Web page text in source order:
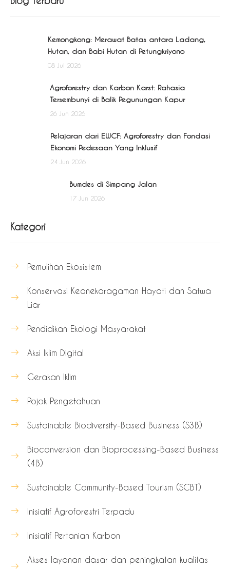
Kemongkong: Merawat Batas antara Ladang,
Hutan, dan Babi Hutan di Petungkriyono
08 Jul 2026
Agroforestry dan Karbon Karst: Rahasia
Tersembunyi di Balik Pegunungan Kapur
26 Jun 2026
Pelajaran dari EWCF: Agroforestry dan Fondasi
Ekonomi Pedesaan Yang Inklusif
24 Jun 2026
Bumdes di Simpang Jalan
17 Jun 2026
Kategori
Pemulihan Ekosistem
Konservasi Keanekaragaman Hayati dan Satwa
Liar
Pendidikan Ekologi Masyarakat
Aksi Iklim Digital
Gerakan Iklim
Pojok Pengetahuan
Sustainable Biodiversity-Based Business (S3B)
Bioconversion dan Bioprocessing-Based Business
(4B)
Sustainable Community-Based Tourism (SCBT)
Inisiatif Agroforestri Terpadu
Inisiatif Pertanian Karbon
Akses layanan dasar dan peningkatan kualitas